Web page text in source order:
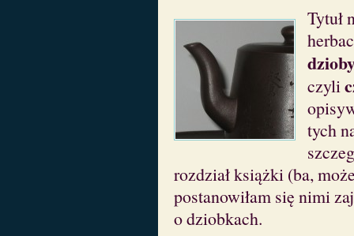
Tytuł
czyli
tych
rozdział książki (ba,
postanowiłam się nimi
o dziobkach.